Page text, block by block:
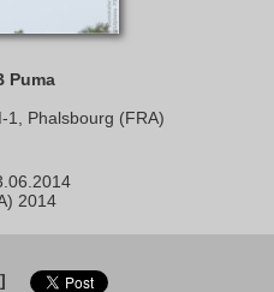
Puma
1, Phalsbourg (FRA)
2014